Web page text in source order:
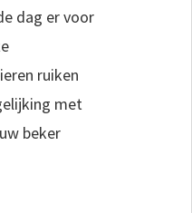
dag er voor
ruiken
met
beker